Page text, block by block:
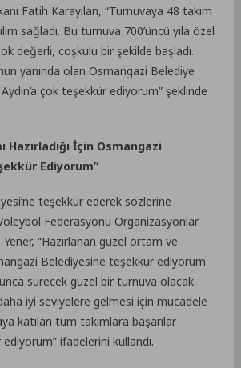
Fatih Karayılan, “Turnuvaya 48 takım
sağladı. Bu turnuva 700’üncü yıla özel
değerli, coşkulu bir şekilde başladı.
yanında olan Osmangazi Belediye
çok teşekkür ediyorum” şeklinde
Hazırladığı İçin Osmangazi
Ediyorum”
teşekkür ederek sözlerine
Federasyonu Organizasyonlar
“Hazırlanan güzel ortam ve
Belediyesine teşekkür ediyorum.
sürecek güzel bir turnuva olacak.
iyi seviyelere gelmesi için mücadele
katılan tüm takımlara başarılar
ifadelerini kullandı.